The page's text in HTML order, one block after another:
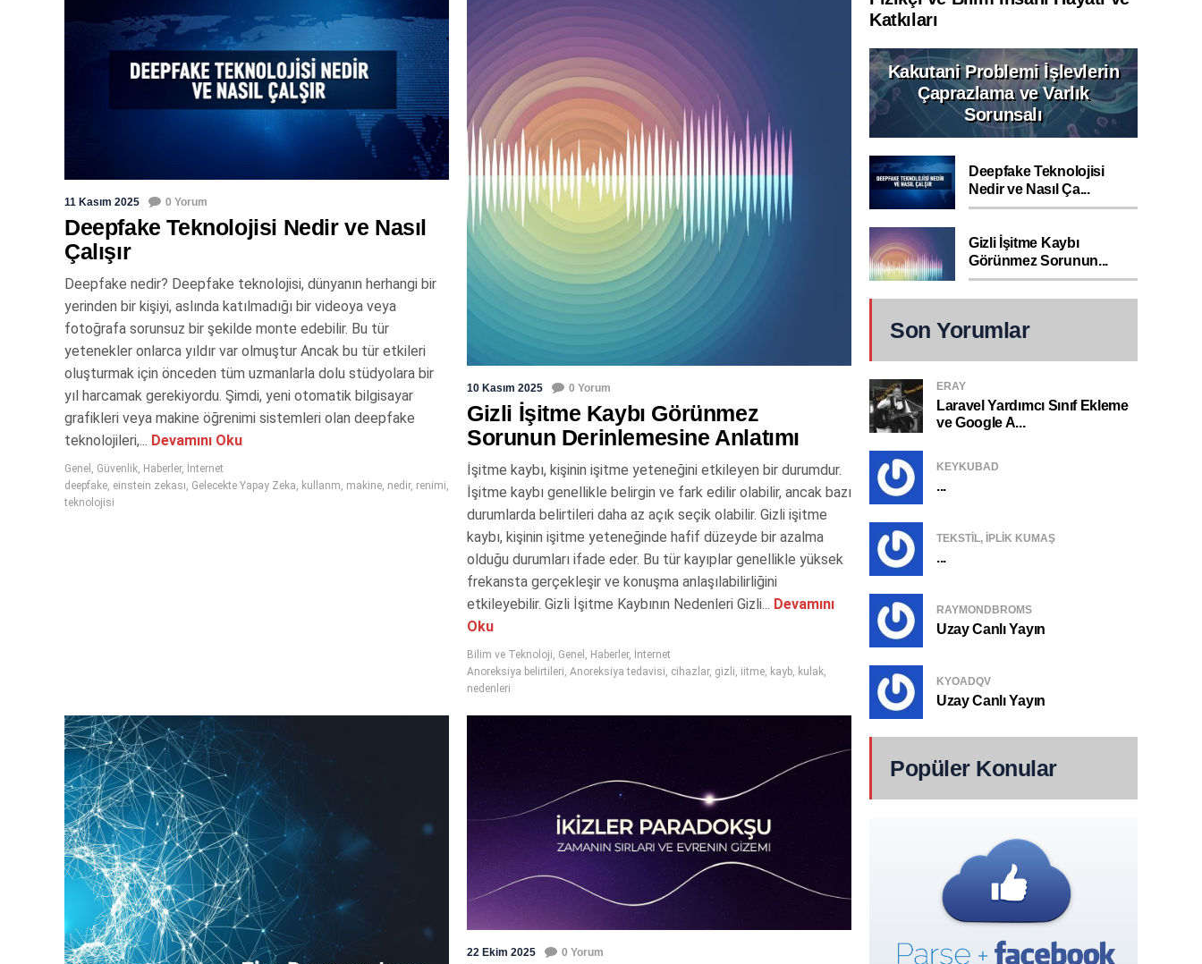
11 Kasım 2025 0 Yorum
Deepfake Teknolojisi Nedir ve Nasıl
Çalışır
Deepfake nedir? Deepfake teknolojisi, dünyanın herhangi bir
yerinden bir kişiyi, aslında katılmadığı bir videoya veya
fotoğrafa sorunsuz bir şekilde monte edebilir. Bu tür
yetenekler onlarca yıldır var olmuştur Ancak bu tür etkileri
oluşturmak için önceden tüm uzmanlarla dolu stüdyolara bir
yıl harcamak gerekiyordu. Şimdi, yeni otomatik bilgisayar
grafikleri veya makine öğrenimi sistemleri olan deepfake
teknolojileri,... Devamını Oku
Genel , Güvenlik, Haberler, İnternet
deepfake, einstein zekası, Gelecekte Yapay Zeka, kullanm, makine, nedir, renimi,
teknolojisi
10 Kasım 2025 0 Yorum
Gizli İşitme Kaybı Görünmez
Sorunun Derinlemesine Anlatımı
İşitme kaybı, kişinin işitme yeteneğini etkileyen bir durumdur.
İşitme kaybı genellikle belirgin ve fark edilir olabilir, ancak bazı
durumlarda belirtileri daha az açık seçik olabilir. Gizli işitme
kaybı, kişinin işitme yeteneğinde hafif düzeyde bir azalma
olduğu durumları ifade eder. Bu tür kayıplar genellikle yüksek
frekansta gerçekleşir ve konuşma anlaşılabilirliğini
etkileyebilir. Gizli İşitme Kaybının Nedenleri Gizli... Devamını
Oku
Bilim ve Teknoloji, Genel , Haberler, İnternet
Anoreksiya belirtileri, Anoreksiya tedavisi, cihazlar, gizli, iitme, kayb, kulak,
nedenleri
22 Ekim 2025 0 Yorum
Katkıları
Kakutani Problemi İşlevlerin
Çaprazlama ve Varlık
Sorunsalı
Deepfake Teknolojisi
Nedir ve Nasıl Ça...
Gizli İşitme Kaybı
Görünmez Sorunun...
Son Yorumlar
ERAY
Laravel Yardımcı Sınıf Ekleme
ve Google A...
KEYKUBAD
...
TEKSTIL, IPLIK KUMAŞ
...
RAYMONDBROMS
Uzay Canlı Yayın
KYOADQV
Uzay Canlı Yayın
Popüler Konular